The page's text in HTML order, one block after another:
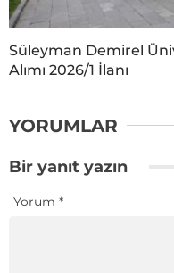
Süleyman Demirel
Alımı 2026/1 İlanı
YORUMLAR
Bir yanıt yazın
Yorum *